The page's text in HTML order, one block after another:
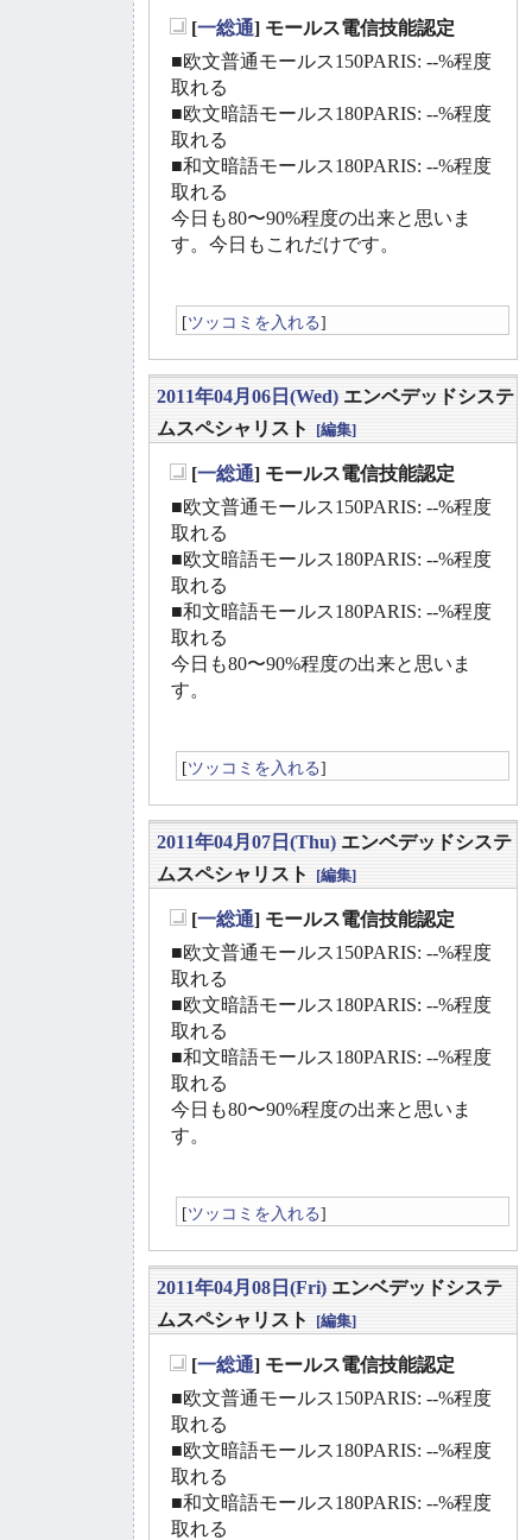
[一総通] モールス電信技能認定
■欧文普通モールス150PARIS: --%程度
取れる
■欧文暗語モールス180PARIS: --%程度
取れる
■和文暗語モールス180PARIS: --%程度
取れる
今日も80〜90%程度の出来と思いま
す。今日もこれだけです。
[ツッコミを入れる]
2011年04月06日(Wed) エンベデッドシステ
ムスペシャリスト
[編集]
[一総通] モールス電信技能認定
■欧文普通モールス150PARIS: --%程度
取れる
■欧文暗語モールス180PARIS: --%程度
取れる
■和文暗語モールス180PARIS: --%程度
取れる
今日も80〜90%程度の出来と思いま
す。
[ツッコミを入れる]
2011年04月07日(Thu) エンベデッドシステ
ムスペシャリスト
[編集]
[一総通] モールス電信技能認定
■欧文普通モールス150PARIS: --%程度
取れる
■欧文暗語モールス180PARIS: --%程度
取れる
■和文暗語モールス180PARIS: --%程度
取れる
今日も80〜90%程度の出来と思いま
す。
[ツッコミを入れる]
2011年04月08日(Fri) エンベデッドシステ
ムスペシャリスト
[編集]
[一総通] モールス電信技能認定
■欧文普通モールス150PARIS: --%程度
取れる
■欧文暗語モールス180PARIS: --%程度
取れる
■和文暗語モールス180PARIS: --%程度
取れる